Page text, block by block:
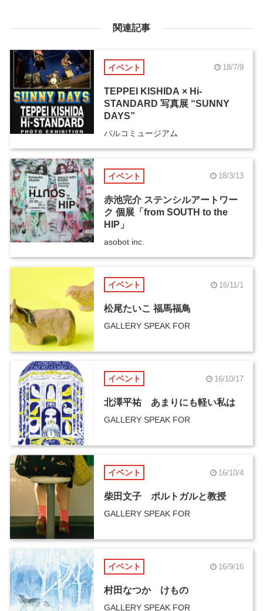
関連記事
イベント 18/7/9
TEPPEI KISHIDA × Hi-
STANDARD 写真展 “SUNNY
DAYS”
パルコミュージアム
イベント 18/3/13
赤池完介 ステンシルアートワー
ク 個展「from SOUTH to the
HIP」
asobot inc.
イベント 16/11/1
松尾たいこ 福馬福鳥
GALLERY SPEAK FOR
イベント 16/10/17
北澤平祐 あまりにも軽い私は
GALLERY SPEAK FOR
イベント 16/10/4
柴田文子 ポルトガルと教授
GALLERY SPEAK FOR
イベント 16/9/16
村田なつか けもの
GALLERY SPEAK FOR